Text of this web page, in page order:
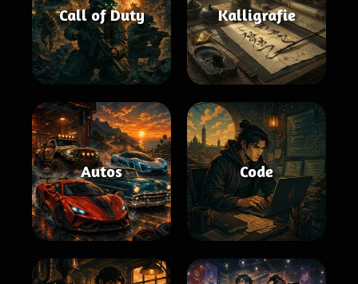
Call of Duty Kalligrafie
Autos Code